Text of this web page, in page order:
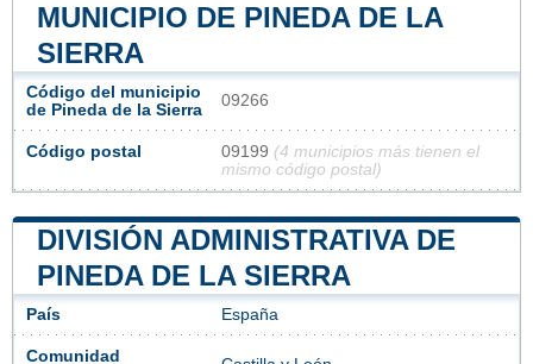
MUNICIPIO DE PINEDA DE LA
SIERRA
Código del municipio
de Pineda de la Sierra
09266
Código postal 09199 (4 municipios más tienen el
mismo código postal)
DIVISIÓN ADMINISTRATIVA DE
PINEDA DE LA SIERRA
País España
Comunidad